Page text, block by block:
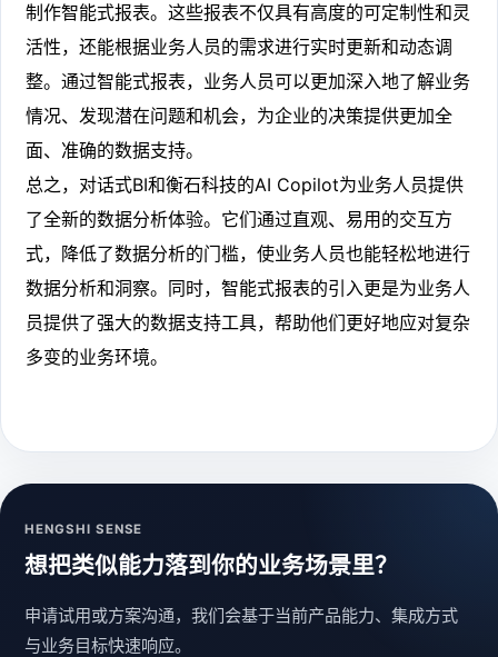
制作智能式报表。这些报表不仅具有高度的可定制性和灵
活性，还能根据业务人员的需求进行实时更新和动态调
整。通过智能式报表，业务人员可以更加深入地了解业务
情况、发现潜在问题和机会，为企业的决策提供更加全
面、准确的数据支持。
总之，对话式BI和衡石科技的AI Copilot为业务人员提供
了全新的数据分析体验。它们通过直观、易用的交互方
式，降低了数据分析的门槛，使业务人员也能轻松地进行
数据分析和洞察。同时，智能式报表的引入更是为业务人
员提供了强大的数据支持工具，帮助他们更好地应对复杂
多变的业务环境。
HENGSHI SENSE
想把类似能力落到你的业务场景里？
申请试用或方案沟通，我们会基于当前产品能力、集成方式
与业务目标快速响应。